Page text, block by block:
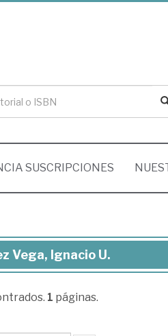
SUSCRIPCIONES
Vega, Ignacio U.
1 páginas.